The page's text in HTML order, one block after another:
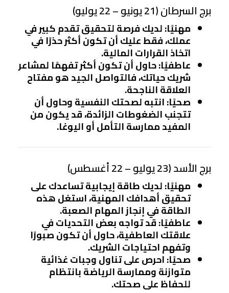
برج السرطان (21 يونيو – 22 يوليو)
مهنيًا: لديك فرصة لتحقيق تقدم كبير في
عملك، فقط عليك أن تكون أكثر حذرًا في
اتخاذ القرارات المالية.
عاطفيًا: حاول أن تكون أكثر تفهمًا لمشاعر
شريك حياتك، فالتواصل الجيد هو مفتاح
العلاقة الناجحة.
صحيًا: انتبه لصحتك النفسية وحاول أن
تتجنب الضغوطات الزائدة، قد يكون من
المفيد ممارسة التأمل أو اليوغا.
برج الأسد (23 يوليو – 22 أغسطس)
مهنيًا: لديك طاقة إيجابية تساعدك على
تحقيق أهدافك المهنية، استغل هذه
الطاقة في إنجاز المهام الصعبة.
عاطفيًا: قد تواجه بعض التحديات في
علاقتك العاطفية، حاول أن تكون صبورًا
وتفهم احتياجات الشريك.
صحيًا: احرص على تناول وجبات غذائية
متوازنة وممارسة الرياضة بانتظام
للحفاظ على صحتك.